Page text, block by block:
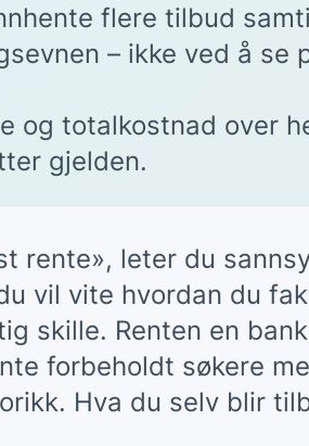
flere tilbud
– ikke ved å se
og totalkostnad over
gjelden.
rente», leter du
vil vite hvordan du
skille. Renten en
forbeholdt søkere
Hva du selv blir